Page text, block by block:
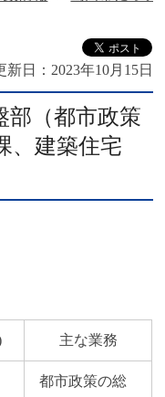
新日： 2023年10月15日
部（都市政策
、建築住宅
主な業務
都市政策の総